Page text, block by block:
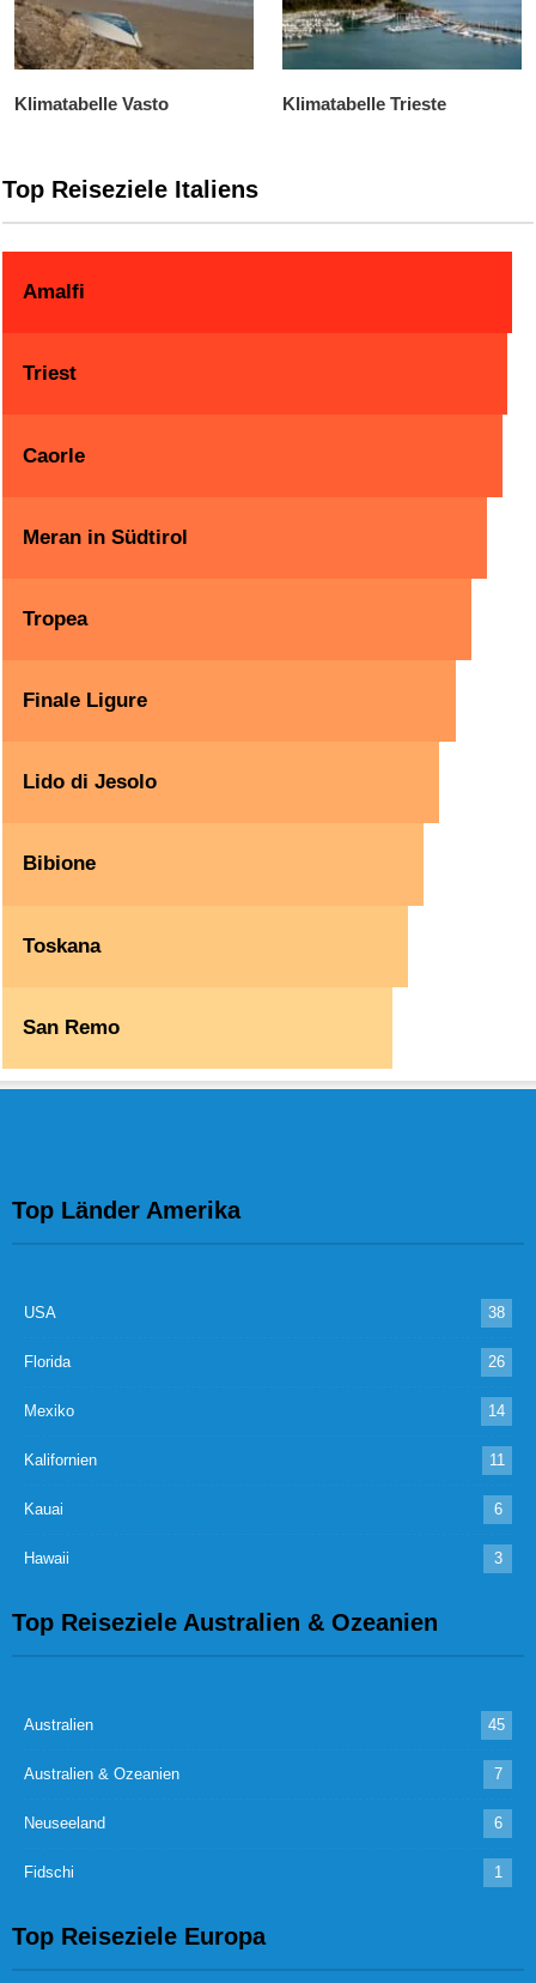
Klimatabelle Vasto Klimatabelle Trieste
Top Reiseziele Italiens
Amalfi
Triest
Caorle
Meran in Südtirol
Tropea
Finale Ligure
Lido di Jesolo
Bibione
Toskana
San Remo
Top Länder Amerika
USA 38
Florida 26
Mexiko 14
Kalifornien 11
Kauai 6
Hawaii 3
Top Reiseziele Australien & Ozeanien
Australien 45
Australien & Ozeanien 7
Neuseeland 6
Fidschi 1
Top Reiseziele Europa